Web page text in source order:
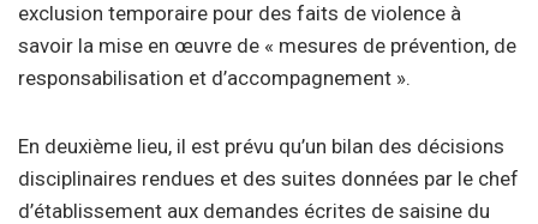
exclusion temporaire pour des faits de violence à
savoir la mise en œuvre de « mesures de prévention, de
responsabilisation et d’accompagnement ».
En deuxième lieu, il est prévu qu’un bilan des décisions
disciplinaires rendues et des suites données par le chef
d’établissement aux demandes écrites de saisine du